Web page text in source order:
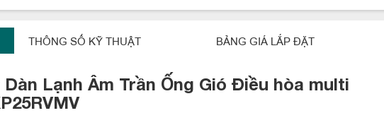
THÔNG SỐ KỸ THUẬT BẢNG GIÁ LẮP ĐẶT
Lạnh Âm Trần Ống Gió Điều hòa multi